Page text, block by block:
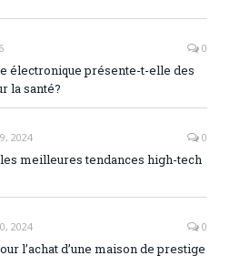
0
électronique présente-t-elle des
la santé?
2024 0
meilleures tendances high-tech
2024 0
l’achat d’une maison de prestige